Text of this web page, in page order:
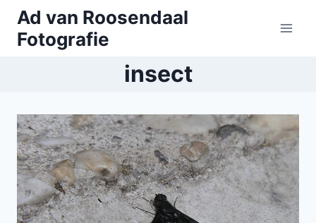
Doorgaan
naar
inhoud
Ad van Roosendaal
Fotografie
insect